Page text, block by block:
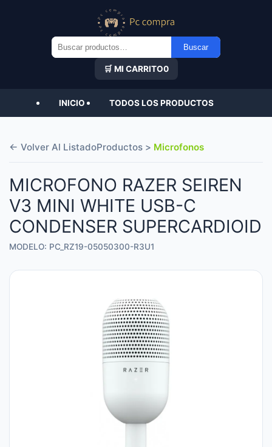
Buscar
por:
Buscar
🛒 MI CARRITO0
INICIO TODOS LOS PRODUCTOS
← Volver Al ListadoProductos > Microfonos
MICROFONO RAZER SEIREN
V3 MINI WHITE USB-C
CONDENSER SUPERCARDIOID
MODELO: PC_RZ19-05050300-R3U1